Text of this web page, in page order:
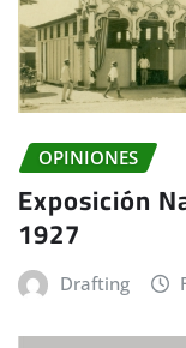
OPINIONES
Exposición
1927
Drafting